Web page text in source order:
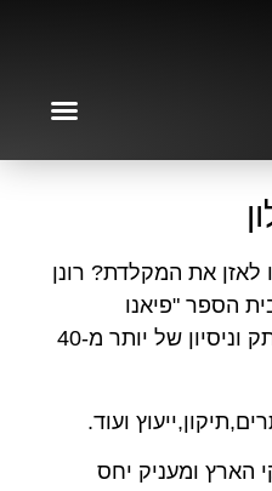
לאזן את המקלדת? רונן
הספר "פיאנו
הוספיטל" בוונקובר עם וותק וניסיון של יותר מ-40
ועוד.
הארץ ומעניק יחס